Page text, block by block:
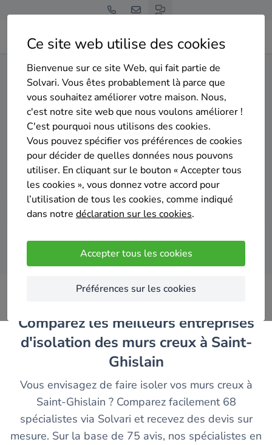
Ce site web utilise des cookies
Bienvenue sur ce site Web, qui fait partie de
Solvari. Vous êtes probablement là parce que
vous souhaitez améliorer votre maison. Nous,
c'est notre site web que nous voulons améliorer !
C'est pourquoi nous utilisons des cookies.
Vous pouvez spécifier vos préférences de cookies
pour décider de quelles données nous pouvons
utiliser. En cliquant sur le bouton « Accepter tous
les cookies », vous donnez votre accord pour
l’utilisation de tous les cookies, comme indiqué
dans notre déclaration sur les cookies.
Accepter tous les cookies
Préférences sur les cookies
Home Isolation des murs creux Hainaut Saint-Ghislain
Gratuit et sans engagement
Top 20 des entreprises
d'isolation des murs creux à
Saint-Ghislain
Comparer des devis
Comparez les meilleurs entreprises
d'isolation des murs creux à Saint-
Ghislain
Vous envisagez de faire isoler vos murs creux à
Saint-Ghislain ? Comparez facilement 68
spécialistes via Solvari et recevez des devis sur
mesure. Sur la base de 75 avis, nos spécialistes en